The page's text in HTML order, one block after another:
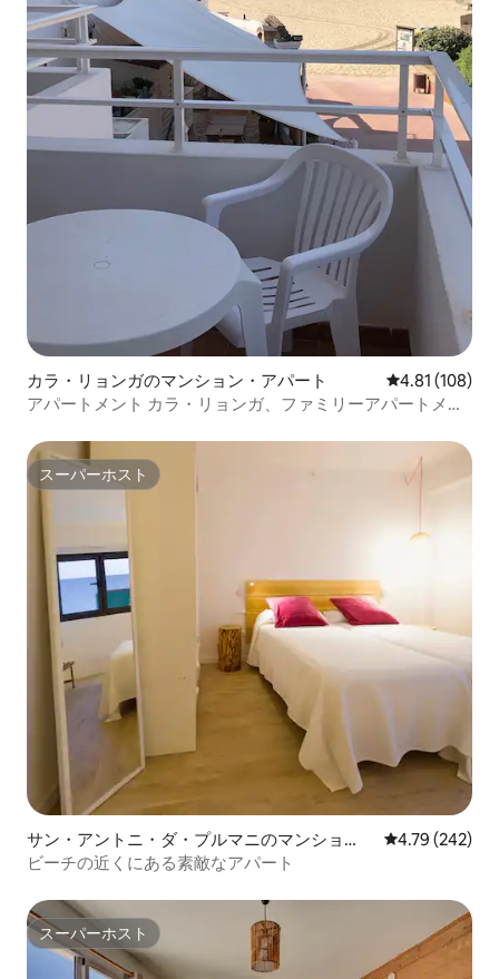
カラ・リョンガのマンション・アパート レビュー108
4.81 (108)
アパートメント カラ・リョンガ、ファミリーアパートメン
スーパーホスト
スーパーホスト
サン・アントニ・ダ・プルマニのマンショ
ン・アパート
レビュー242
4.79 (242)
ビーチの近くにある素敵なアパート
スーパーホスト
スーパーホスト